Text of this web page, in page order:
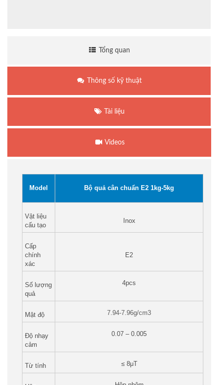
Tổng quan
Thông số kỹ thuật
Tài liệu
Videos
Model Bộ quả cân chuẩn E2 1kg-5kg
Vật liệu
cấu tạo
Inox
Cấp
chính
xác
E2
Số lượng
quả
4pcs
Mật độ 7.94-7.96g/cm3
Độ nhạy
cảm
0.07 – 0.005
Từ tính ≤ 8μT